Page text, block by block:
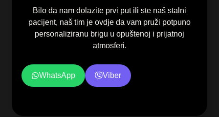
Bilo da nam dolazite prvi put ili ste naš stalni
pacijent, naš tim je ovdje da vam pruži potpuno
personaliziranu brigu u opuštenoj i prijatnoj
atmosferi.
WhatsApp Viber